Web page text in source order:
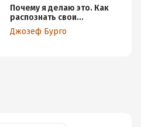
Почему я делаю это. Как
распознать свои
психологические защиты
и научиться справляться
Джозеф Бурго